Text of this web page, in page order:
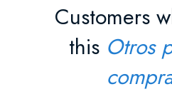
Customers
this Otros